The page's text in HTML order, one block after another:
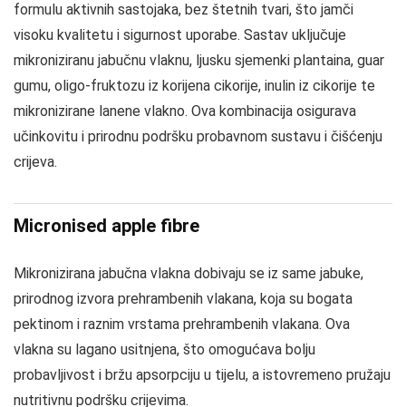
formulu aktivnih sastojaka, bez štetnih tvari, što jamči
visoku kvalitetu i sigurnost uporabe. Sastav uključuje
mikroniziranu jabučnu vlaknu, ljusku sjemenki plantaina, guar
gumu, oligo-fruktozu iz korijena cikorije, inulin iz cikorije te
mikronizirane lanene vlakno. Ova kombinacija osigurava
učinkovitu i prirodnu podršku probavnom sustavu i čišćenju
crijeva.
Micronised apple fibre
Mikronizirana jabučna vlakna dobivaju se iz same jabuke,
prirodnog izvora prehrambenih vlakana, koja su bogata
pektinom i raznim vrstama prehrambenih vlakana. Ova
vlakna su lagano usitnjena, što omogućava bolju
probavljivost i bržu apsorpciju u tijelu, a istovremeno pružaju
nutritivnu podršku crijevima.